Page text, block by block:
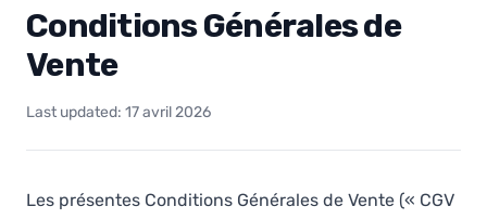
Conditions Générales de
Vente
Last updated: 17 avril 2026
Les présentes Conditions Générales de Vente (« CGV